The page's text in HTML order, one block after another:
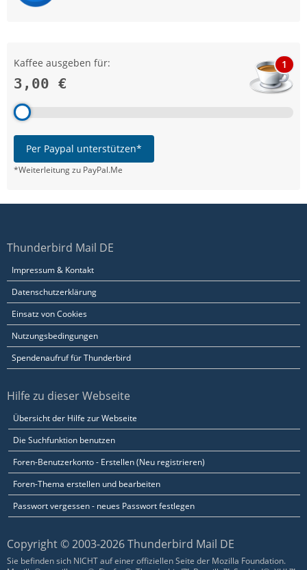
Kaffee ausgeben für:
3,00 €
1
Per Paypal unterstützen*
*Weiterleitung zu PayPal.Me
Thunderbird Mail DE
Impressum & Kontakt
Datenschutzerklärung
Einsatz von Cookies
Nutzungsbedingungen
Spendenaufruf für Thunderbird
Hilfe zu dieser Webseite
Übersicht der Hilfe zur Webseite
Die Suchfunktion benutzen
Foren-Benutzerkonto - Erstellen (Neu registrieren)
Foren-Thema erstellen und bearbeiten
Passwort vergessen - neues Passwort festlegen
Copyright © 2003-2026 Thunderbird Mail DE
Sie befinden sich NICHT auf einer offiziellen Seite der Mozilla Foundation.